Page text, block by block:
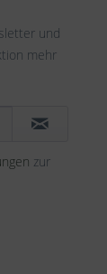
und
mehr
zur